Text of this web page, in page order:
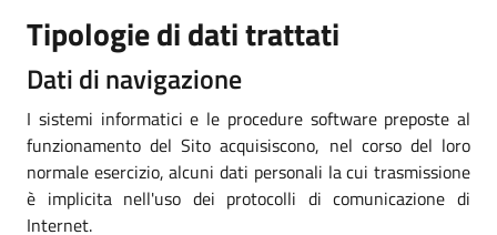
Tipologie di dati trattati
Dati di navigazione
I sistemi informatici e le procedure software preposte al
funzionamento del Sito acquisiscono, nel corso del loro
normale esercizio, alcuni dati personali la cui trasmissione
è implicita nell'uso dei protocolli di comunicazione di
Internet.